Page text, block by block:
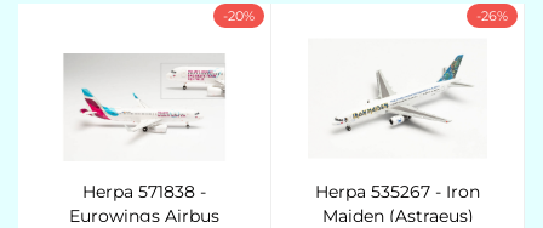
-20%
Herpa 571838 -
Eurowings Airbus
-26%
Herpa 535267 - Iron
Maiden (Astraeus)